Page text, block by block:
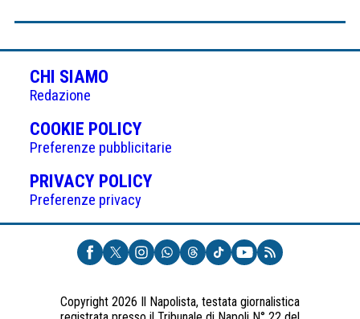
CHI SIAMO
Redazione
COOKIE POLICY(APRE
IN
UNA
NUOVA
Preferenze pubblicitarie
PRIVACY POLICY(APRE
UNA
NUOVA
SCHEDA)
Preferenze privacy
Copyright 2026 Il Napolista, testata giornalistica